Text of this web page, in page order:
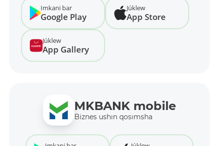
Imkani bar
Google Play
Júklew
App Store
Júklew
App Gallery
MKBANK mobile
Biznes ushın qosımsha